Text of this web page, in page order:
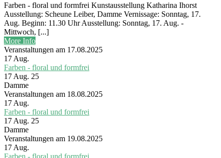
Farben - floral und formfrei Kunstausstellung Katharina Ihorst
Ausstellung: Scheune Leiber, Damme Vernissage: Sonntag, 17.
Aug. Beginn: 11.30 Uhr Ausstellung: Sonntag, 17. Aug. -
Mittwoch, [...]
More Info
Veranstaltungen am 17.08.2025
17 Aug.
Farben - floral und formfrei
17 Aug. 25
Damme
Veranstaltungen am 18.08.2025
17 Aug.
Farben - floral und formfrei
17 Aug. 25
Damme
Veranstaltungen am 19.08.2025
17 Aug.
Farben - floral und formfrei